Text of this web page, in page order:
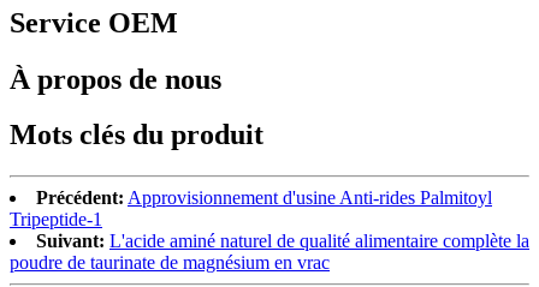
Service OEM
À propos de nous
Mots clés du produit
Précédent: Approvisionnement d'usine Anti-rides Palmitoyl
Tripeptide-1
Suivant: L'acide aminé naturel de qualité alimentaire complète la
poudre de taurinate de magnésium en vrac